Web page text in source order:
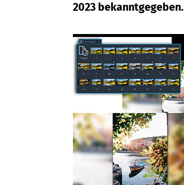
2023 bekanntgegeben.